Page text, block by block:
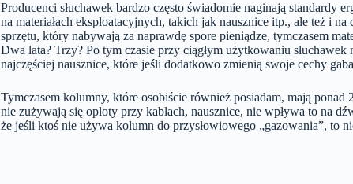
Producenci słuchawek bardzo często świadomie naginają standardy
na materiałach eksploatacyjnych, takich jak nausznice itp., ale też i
sprzętu, który nabywają za naprawdę spore pieniądze, tymczasem
Dwa lata? Trzy? Po tym czasie przy ciągłym użytkowaniu
najczęściej nausznice, które jeśli dodatkowo zmienią swoje cechy
Tymczasem kolumny, które osobiście również posiadam, mają
nie zużywają się oploty przy kablach, nausznice, nie wpływa to na
że jeśli ktoś nie używa kolumn do przysłowiowego „gazowania”, to